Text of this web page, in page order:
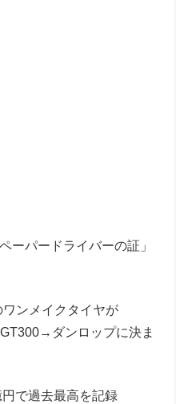
ーパードライバーの証」
ンメイクタイヤが
ダンロップに決ま
で過去最高を記録